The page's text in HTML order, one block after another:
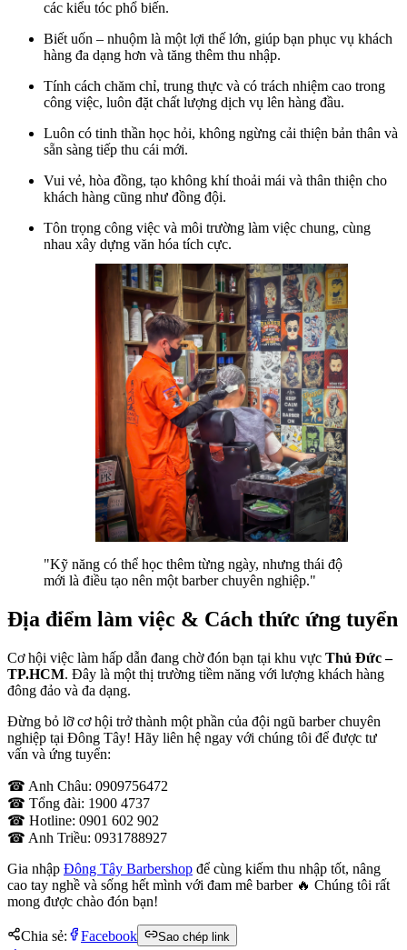
các kiểu tóc phổ biến.
Biết uốn – nhuộm là một lợi thế lớn, giúp bạn phục vụ khách
hàng đa dạng hơn và tăng thêm thu nhập.
Tính cách chăm chỉ, trung thực và có trách nhiệm cao trong
công việc, luôn đặt chất lượng dịch vụ lên hàng đầu.
Luôn có tinh thần học hỏi, không ngừng cải thiện bản thân và
sẵn sàng tiếp thu cái mới.
Vui vẻ, hòa đồng, tạo không khí thoải mái và thân thiện cho
khách hàng cũng như đồng đội.
Tôn trọng công việc và môi trường làm việc chung, cùng
nhau xây dựng văn hóa tích cực.
"Kỹ năng có thể học thêm từng ngày, nhưng thái độ
mới là điều tạo nên một barber chuyên nghiệp."
Địa điểm làm việc & Cách thức ứng tuyển
Cơ hội việc làm hấp dẫn đang chờ đón bạn tại khu vực Thủ Đức –
TP.HCM. Đây là một thị trường tiềm năng với lượng khách hàng
đông đảo và đa dạng.
Đừng bỏ lỡ cơ hội trở thành một phần của đội ngũ barber chuyên
nghiệp tại Đông Tây! Hãy liên hệ ngay với chúng tôi để được tư
vấn và ứng tuyển:
☎ Anh Châu: 0909756472
☎ Tổng đài: 1900 4737
☎ Hotline: 0901 602 902
☎ Anh Triều: 0931788927
Gia nhập Đông Tây Barbershop để cùng kiếm thu nhập tốt, nâng
cao tay nghề và sống hết mình với đam mê barber 🔥 Chúng tôi rất
mong được chào đón bạn!
Chia sẻ: Facebook Sao chép link